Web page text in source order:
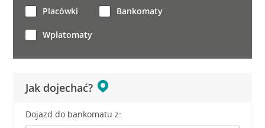
Jak dojechać?
Dojazd do bankomatu z:
Placówki Bankomaty
Wpłatomaty